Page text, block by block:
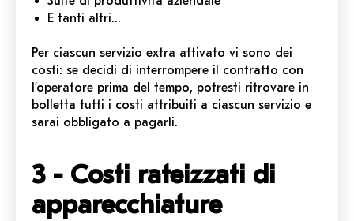
E tanti altri…
Per ciascun servizio extra attivato vi sono dei
costi: se decidi di interrompere il contratto con
l’operatore prima del tempo, potresti ritrovare in
bolletta tutti i costi attribuiti a ciascun servizio e
sarai obbligato a pagarli.
3 - Costi rateizzati di
apparecchiature